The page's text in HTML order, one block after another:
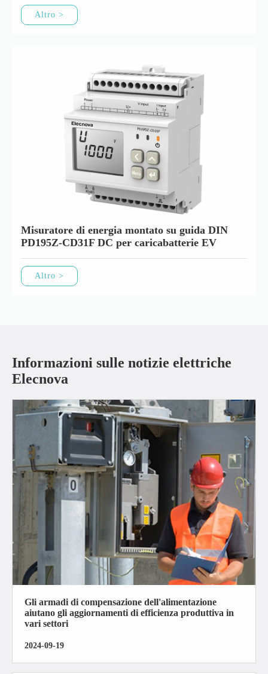
Altro >
Misuratore di energia montato su guida DIN
PD195Z-CD31F DC per caricabatterie EV
Altro >
Informazioni sulle notizie elettriche
Elecnova
Gli armadi di compensazione dell'alimentazione
aiutano gli aggiornamenti di efficienza produttiva in
vari settori
2024-09-19